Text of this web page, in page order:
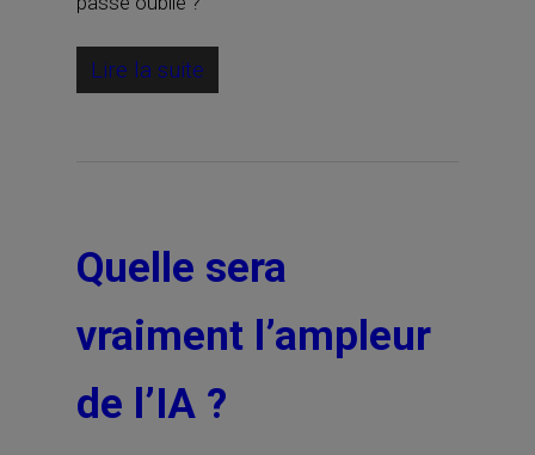
Lire la suite
Quelle sera
vraiment l’ampleur
de l’IA ?